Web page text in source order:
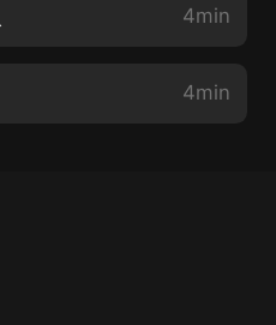
4min
4min